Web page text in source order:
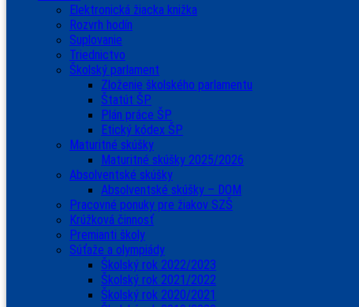
Elektronická žiacka knižka
Rozvrh hodín
Suplovanie
Triednictvo
Školský parlament
Zloženie školského parlamentu
Štatút ŠP
Plán práce ŠP
Etický kódex ŠP
Maturitné skúšky
Maturitné skúšky 2025/2026
Absolventské skúšky
Absolventské skúšky – DOM
Pracovné ponuky pre žiakov SZŠ
Krúžková činnosť
Premianti školy
Súťaže a olympiády
Školský rok 2022/2023
Školský rok 2021/2022
Školský rok 2020/2021